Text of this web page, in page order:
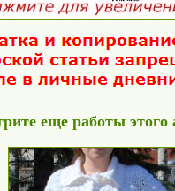
еще работы этого